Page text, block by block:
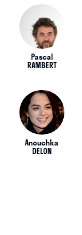
Pascal
RAMBERT
Anouchka
DELON